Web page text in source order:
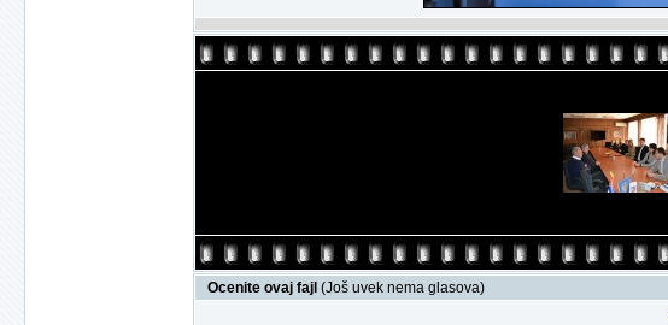
Ocenite ovaj fajl (Još uvek nema glasova)